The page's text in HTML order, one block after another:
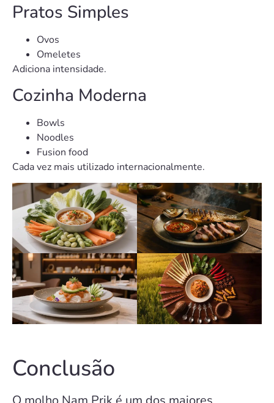
Pratos Simples
Ovos
Omeletes
Adiciona intensidade.
Cozinha Moderna
Bowls
Noodles
Fusion food
Cada vez mais utilizado internacionalmente.
Conclusão